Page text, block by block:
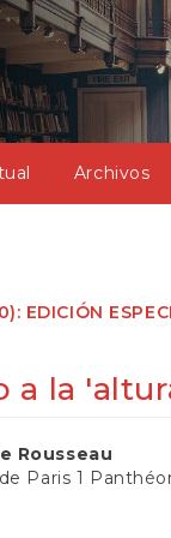
Archivos
EDICIÓN
a la
Rousseau
Paris 1